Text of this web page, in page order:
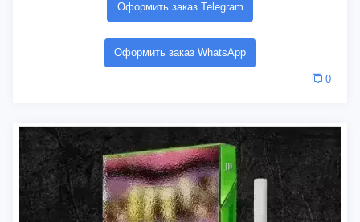
Оформить заказ Telegram
Оформить заказ WhatsApp
0